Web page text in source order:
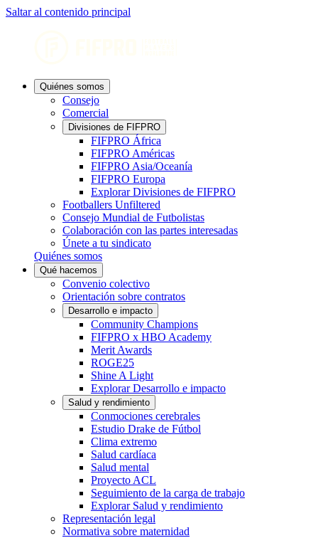
Saltar al contenido principal
Quiénes somos
Consejo
Comercial
Divisiones de FIFPRO
FIFPRO África
FIFPRO Américas
FIFPRO Asia/Oceanía
FIFPRO Europa
Explorar Divisiones de FIFPRO
Footballers Unfiltered
Consejo Mundial de Futbolistas
Colaboración con las partes interesadas
Únete a tu sindicato
Quiénes somos
Qué hacemos
Convenio colectivo
Orientación sobre contratos
Desarrollo e impacto
Community Champions
FIFPRO x HBO Academy
Merit Awards
ROGE25
Shine A Light
Explorar Desarrollo e impacto
Salud y rendimiento
Conmociones cerebrales
Estudio Drake de Fútbol
Clima extremo
Salud cardíaca
Salud mental
Proyecto ACL
Seguimiento de la carga de trabajo
Explorar Salud y rendimiento
Representación legal
Normativa sobre maternidad